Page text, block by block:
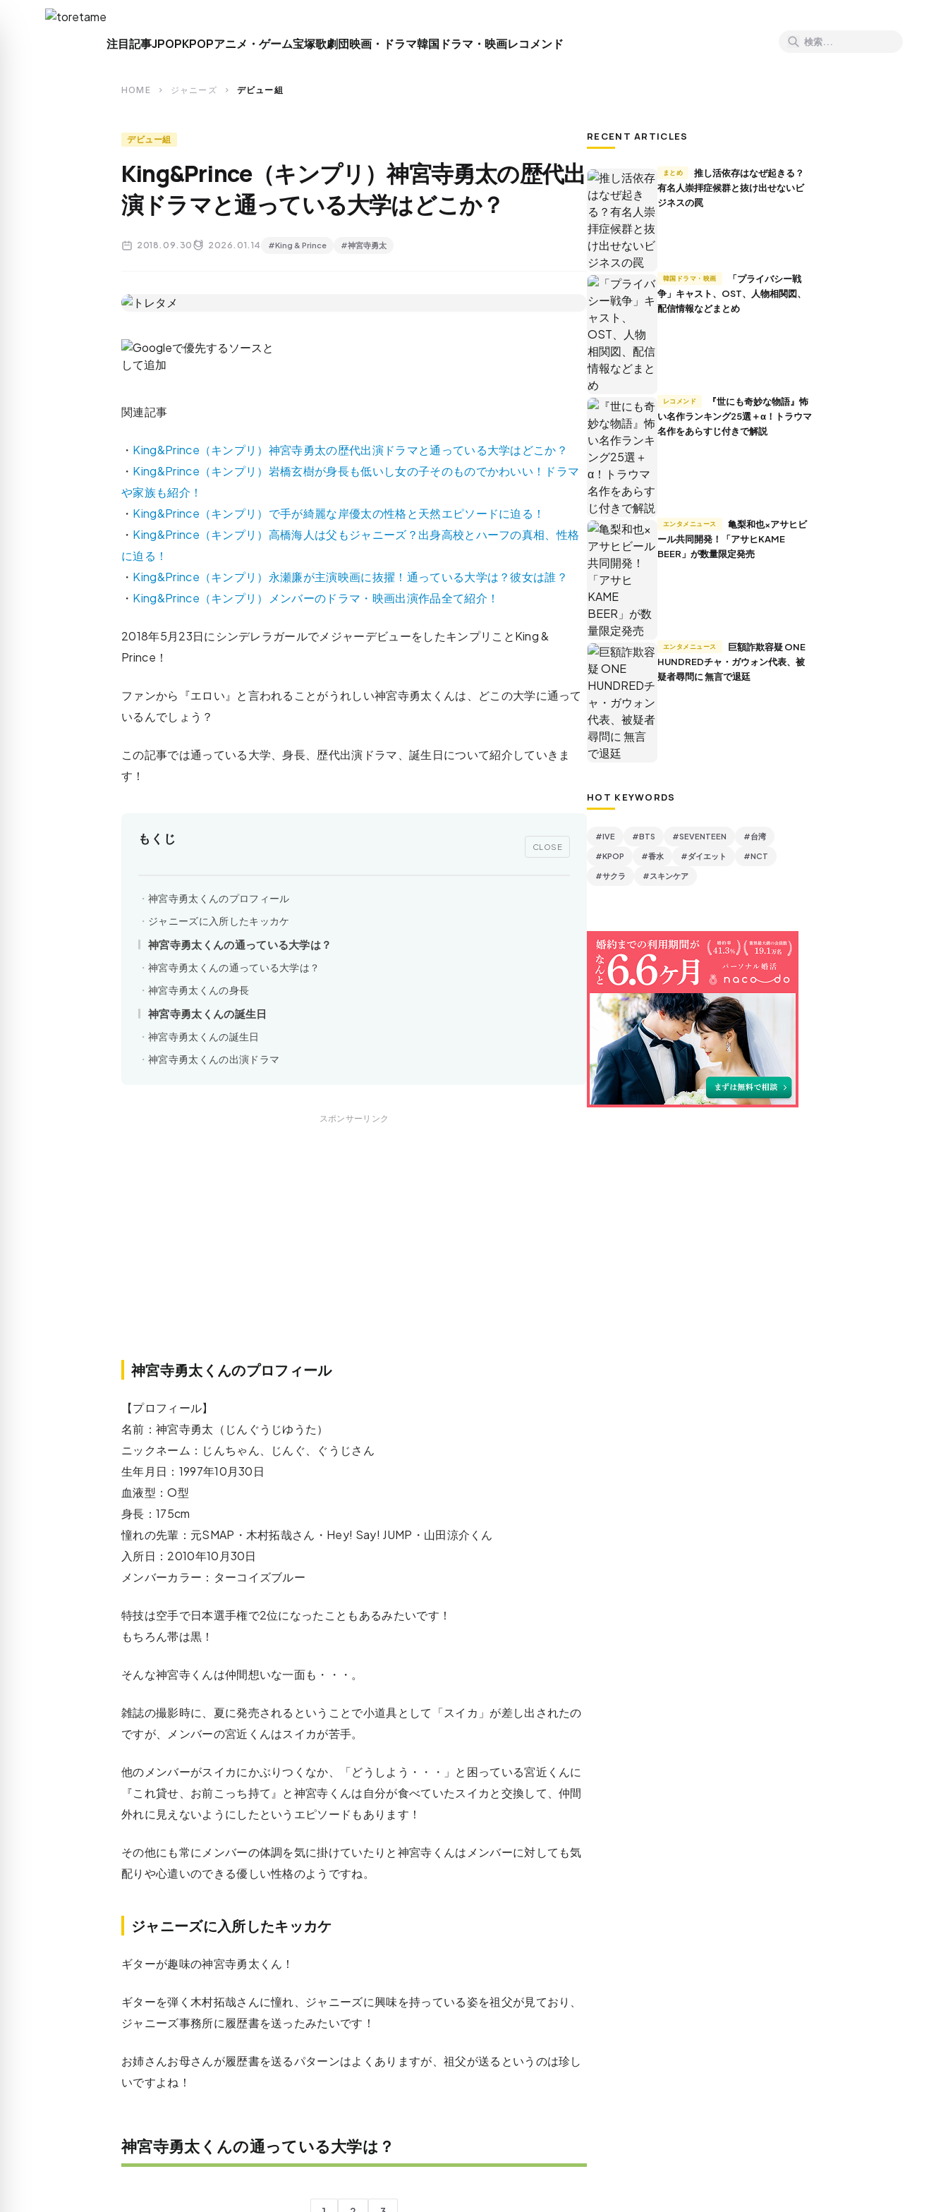
close
注目記事JPOPKPOPアニメ・ゲーム宝塚歌劇団映画・ドラマ韓国ドラマ・映画レコメンド
HOME chevron_right ジャニーズ chevron_right デビュー組
デビュー組
King&Prince（キンプリ）神宮寺勇太の歴代出
演ドラマと通っている大学はどこか？
2018.09.30 2026.01.14 #King & Prince #神宮寺勇太
関連記事
・ King&Prince（キンプリ）神宮寺勇太の歴代出演ドラマと通っている大学はどこか？
・ King&Prince（キンプリ）岩橋玄樹が身長も低いし女の子そのものでかわいい！ドラマ
や家族も紹介！
・ King&Prince（キンプリ）で手が綺麗な岸優太の性格と天然エピソードに迫る！
・ King&Prince（キンプリ）高橋海人は父もジャニーズ？出身高校とハーフの真相、性格
に迫る！
・ King&Prince（キンプリ）永瀬廉が主演映画に抜擢！通っている大学は？彼女は誰？
・ King&Prince（キンプリ）メンバーのドラマ・映画出演作品全て紹介！
2018年5月23日にシンデレラガールでメジャーデビューをしたキンプリことKing &
Prince！
ファンから『エロい』と言われることがうれしい神宮寺勇太くんは、どこの大学に通って
いるんでしょう？
この記事では通っている大学、身長、歴代出演ドラマ、誕生日について紹介していきま
す！
もくじ
CLOSE
神宮寺勇太くんのプロフィール
ジャニーズに入所したキッカケ
神宮寺勇太くんの通っている大学は？
神宮寺勇太くんの通っている大学は？
神宮寺勇太くんの身長
神宮寺勇太くんの誕生日
神宮寺勇太くんの誕生日
神宮寺勇太くんの出演ドラマ
スポンサーリンク
神宮寺勇太くんのプロフィール
【プロフィール】
名前：神宮寺勇太（じんぐうじゆうた）
ニックネーム：じんちゃん、じんぐ、ぐうじさん
生年月日：1997年10月30日
血液型：O型
身長：175cm
憧れの先輩：元SMAP・木村拓哉さん・Hey! Say! JUMP・山田涼介くん
入所日：2010年10月30日
メンバーカラー：ターコイズブルー
特技は空手で日本選手権で2位になったこともあるみたいです！
もちろん帯は黒！
そんな神宮寺くんは仲間想いな一面も・・・。
雑誌の撮影時に、夏に発売されるということで小道具として「スイカ」が差し出されたの
ですが、メンバーの宮近くんはスイカが苦手。
他のメンバーがスイカにかぶりつくなか、「どうしよう・・・」と困っている宮近くんに
『これ貸せ、お前こっち持て』と神宮寺くんは自分が食べていたスイカと交換して、仲間
外れに見えないようにしたというエピソードもあります！
その他にも常にメンバーの体調を気に掛けていたりと神宮寺くんはメンバーに対しても気
配りや心遣いのできる優しい性格のようですね。
ジャニーズに入所したキッカケ
ギターが趣味の神宮寺勇太くん！
ギターを弾く木村拓哉さんに憧れ、ジャニーズに興味を持っている姿を祖父が見ており、
ジャニーズ事務所に履歴書を送ったみたいです！
お姉さんお母さんが履歴書を送るパターンはよくありますが、祖父が送るというのは珍し
いですよね！
神宮寺勇太くんの通っている大学は？
RECENT ARTICLES
まとめ
推し活依存はなぜ起きる？
有名人崇拝症候群と抜け出せないビ
ジネスの罠
韓国ドラマ・映画
争」キャスト、OST、人物相関図、
配信情報などまとめ
レコメンド
い名作ランキング25選＋α！トラウマ
名作をあらすじ付きで解説
エンタメニュース
ール共同開発！「アサヒKAME
BEER」が数量限定発売
エンタメニュース
HUNDREDチャ・ガウォン代表、被
疑者尋問に 無言で退廷
HOT KEYWORDS
#IVE #BTS #SEVENTEEN #台湾
#KPOP #香水 #ダイエット #NCT
#サクラ #スキンケア